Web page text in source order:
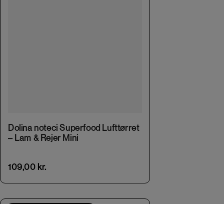
Dolina noteci Superfood Lufttørret
– Lam & Rejer Mini
109,00 kr.